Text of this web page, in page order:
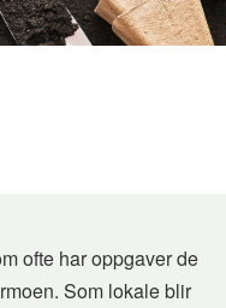
ofte har oppgaver de
Som lokale blir